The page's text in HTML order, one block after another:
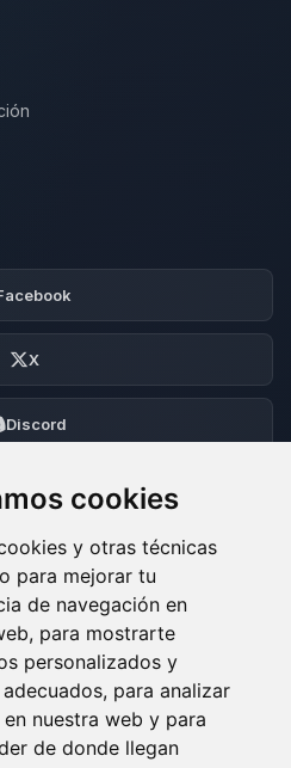
cookies
y otras técnicas
para mejorar tu
de navegación en
para mostrarte
personalizados y
para analizar
nuestra web y para
de donde llegan
X
Discord
Foro
PAGO ACEPTADOS